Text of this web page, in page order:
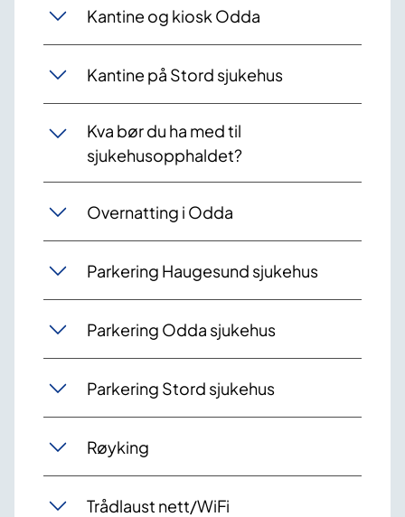
Kantine og kiosk Odda
Kantine på Stord sjukehus
Kva bør du ha med til
sjukehusopphaldet?
Overnatting i Odda
Parkering Haugesund sjukehus
Parkering Odda sjukehus
Parkering Stord sjukehus
Røyking
Trådlaust nett/WiFi